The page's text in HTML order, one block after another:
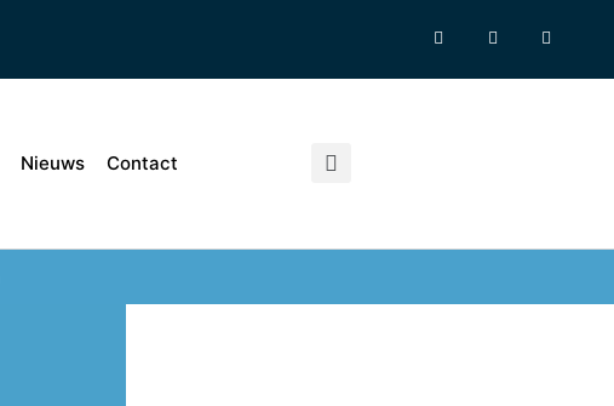
Nieuws Contact